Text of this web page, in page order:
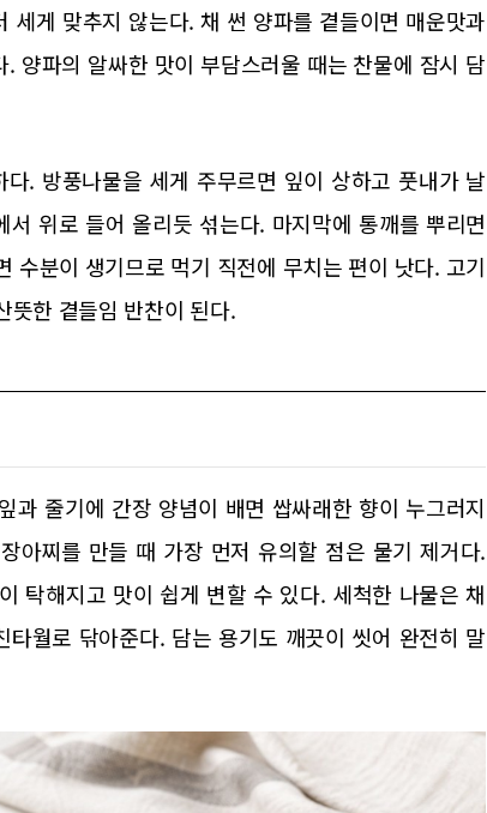
세게 맞추지 않는다. 채 썬 양파를 곁들이면 매운맛과
양파의 알싸한 맛이 부담스러울 때는 찬물에 잠시 담
. 방풍나물을 세게 주무르면 잎이 상하고 풋내가 날
위로 들어 올리듯 섞는다. 마지막에 통깨를 뿌리면
수분이 생기므로 먹기 직전에 무치는 편이 낫다. 고기
뜻한 곁들임 반찬이 된다.
과 줄기에 간장 양념이 배면 쌉싸래한 향이 누그러지
아찌를 만들 때 가장 먼저 유의할 점은 물기 제거다.
탁해지고 맛이 쉽게 변할 수 있다. 세척한 나물은 채
월로 닦아준다. 담는 용기도 깨끗이 씻어 완전히 말